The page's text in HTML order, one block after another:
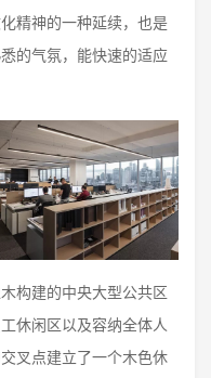
精神的一种延续，也是
的气氛，能快速的适应
构建的中央大型公共区
休闲区以及容纳全体人
叉点建立了一个木色休